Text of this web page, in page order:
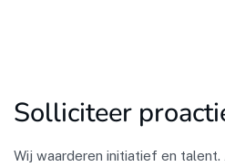
Solliciteer proacti
Wij waarderen initiatief en